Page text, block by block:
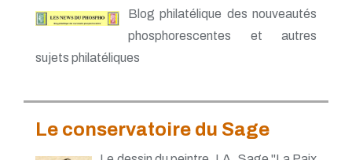
Blog philatélique des nouveautés
phosphorescentes et autres
sujets philatéliques
Le conservatoire du Sage